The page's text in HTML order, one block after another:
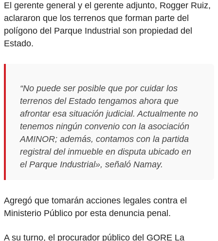
El gerente general y el gerente adjunto, Rogger Ruiz,
aclararon que los terrenos que forman parte del
polígono del Parque Industrial son propiedad del
Estado.
“No puede ser posible que por cuidar los
terrenos del Estado tengamos ahora que
afrontar esa situación judicial. Actualmente no
tenemos ningún convenio con la asociación
AMINOR; además, contamos con la partida
registral del inmueble en disputa ubicado en
el Parque Industrial», señaló Namay.
Agregó que tomarán acciones legales contra el
Ministerio Público por esta denuncia penal.
A su turno, el procurador público del GORE La